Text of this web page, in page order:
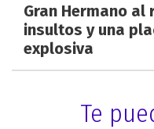
Gran Hermano
insultos y una
explosiva
Te